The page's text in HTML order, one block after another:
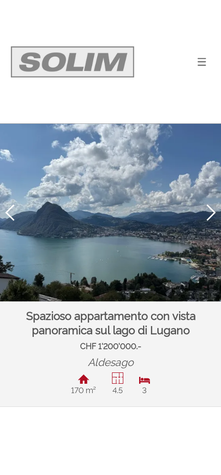
Spazioso appartamento con vista
panoramica sul lago di Lugano
CHF 1'200'000.-
Aldesago
170 m² 4.5 3